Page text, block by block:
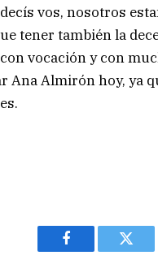
vos, nosotros
tener también la
vocación y con
Ana Almirón hoy, ya
Facebook